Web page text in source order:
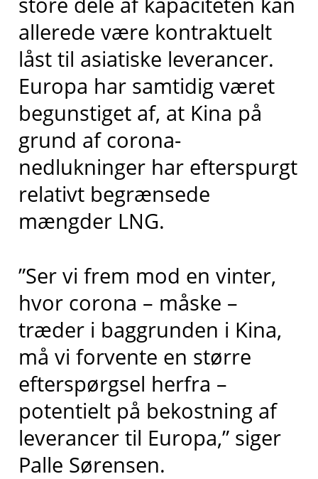
allerede være kontraktuelt
låst til asiatiske leverancer.
Europa har samtidig været
begunstiget af, at Kina på
grund af corona-
nedlukninger har efterspurgt
relativt begrænsede
mængder LNG.
”Ser vi frem mod en vinter,
hvor corona – måske –
træder i baggrunden i Kina,
må vi forvente en større
efterspørgsel herfra –
potentielt på bekostning af
leverancer til Europa,” siger
Palle Sørensen.